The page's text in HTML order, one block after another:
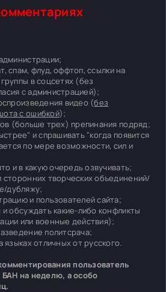
спам, флуд, оффтоп, ссылки на
в соцсетях (без
с администрацией);
видео (без
с ошибкой);
(больше трех) препинания подряд;
и спрашивать "когда появится
по мере возможности, сил и
и в какую очередь озвучивать;
сторонних творческих объединений/
дубляжу;
и пользователей сайта;
обсуждать какие-либо конфликты
или военные действия);
политсрача;
языках отличных от русского.
пользователь
БАН на неделю, а особо